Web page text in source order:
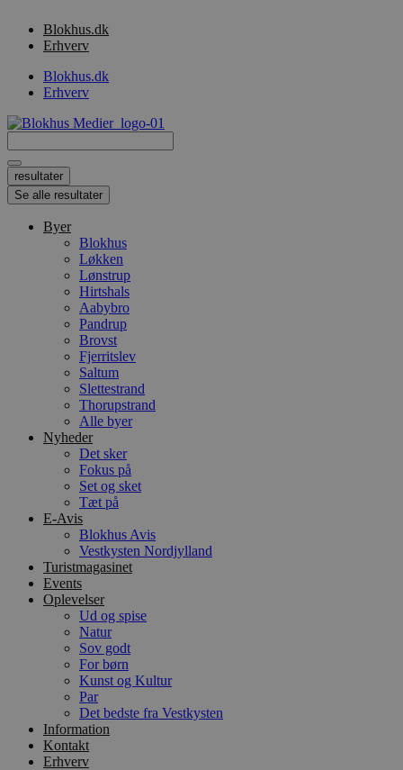
indhold
Blokhus.dk
Erhverv
Blokhus.dk
Erhverv
...
resultater
Se alle resultater
Byer
Blokhus
Løkken
Lønstrup
Hirtshals
Aabybro
Pandrup
Brovst
Fjerritslev
Saltum
Slettestrand
Thorupstrand
Alle byer
Nyheder
Det sker
Fokus på
Set og sket
Tæt på
E-Avis
Blokhus Avis
Vestkysten Nordjylland
Turistmagasinet
Events
Oplevelser
Ud og spise
Natur
Sov godt
For børn
Kunst og Kultur
Par
Det bedste fra Vestkysten
Information
Kontakt
Erhverv